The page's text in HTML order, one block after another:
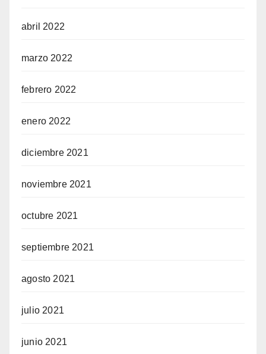
abril 2022
marzo 2022
febrero 2022
enero 2022
diciembre 2021
noviembre 2021
octubre 2021
septiembre 2021
agosto 2021
julio 2021
junio 2021